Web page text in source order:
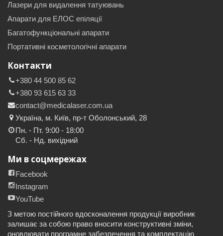
Лазери для видалення татуювань
Апарати для ЕЛОС епіляції
Багатофункціональні апарати
Портативні косметологічні апарати
Контакти
+380 44 500 85 62
+380 93 615 63 33
contact@medicalaser.com.ua
Україна, м. Київ, пр-т Оболонський, 28
Пн. - Пт. 9:00 - 18:00
Сб. - Нд. вихідний
Ми в соцмережах
Facebook
Instagram
YouTube
З метою постійного вдосконалення продукції виробник
залишає за собою право вносити конструктивні зміни,
оновлювати програмне забезпечення та комплектацію